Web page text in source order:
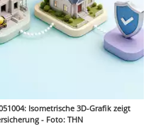
Isometrische 3D-Grafik zeigt
- Foto: THN